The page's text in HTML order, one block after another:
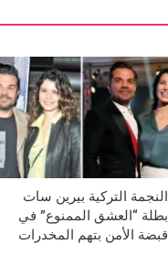
النجمة التركية بيرين سات
بطلة “العشق الممنوع” في
قبضة الأمن بتهم المخدرات